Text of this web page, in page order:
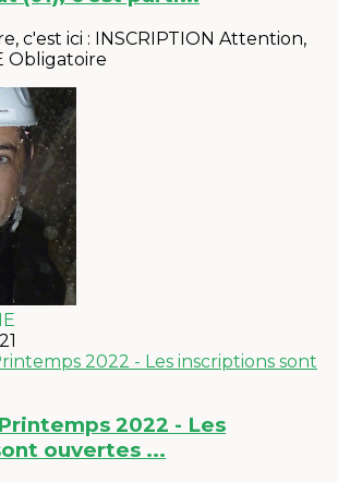
c'est ici : INSCRIPTION Attention,
Obligatoire
2022 - Les
ouvertes ...